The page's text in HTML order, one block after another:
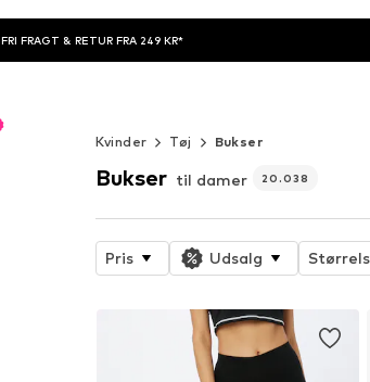
FRI FRAGT & RETUR FRA 249 KR*
Kvinder
Tøj Bukser
Bukser til damer 20.038
Pris Udsalg